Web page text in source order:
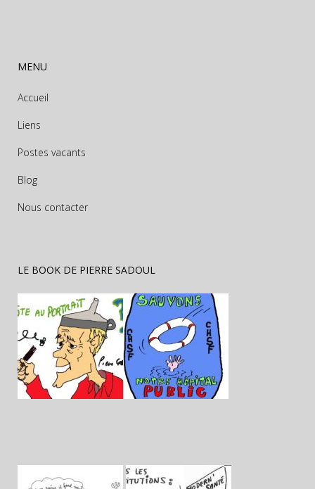
MENU
Accueil
Liens
Postes vacants
Blog
Nous contacter
LE BOOK DE PIERRE SADOUL